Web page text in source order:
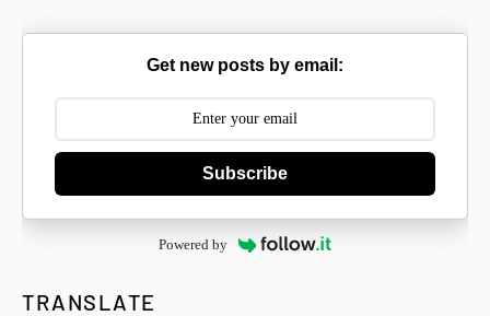
Get new posts by email:
Subscribe
Powered by
TRANSLATE